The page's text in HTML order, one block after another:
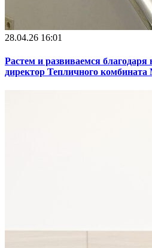
28.04.26 16:01
Растем и развиваемся
директор Тепличного